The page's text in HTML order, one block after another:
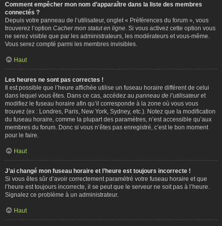
Comment empêcher mon nom d’apparaître dans la liste des membres
connectés ?
Depuis votre panneau de l’utilisateur, onglet « Préférences du forum », vous
trouverez l’option Cacher mon statut en ligne . Si vous activez cette option vous
ne serez visible que par les administrateurs, les modérateurs et vous-même.
Vous serez compté parmi les membres invisibles.
Haut
Les heures ne sont pas correctes !
Il est possible que l’heure affichée utilise un fuseau horaire différent de celui
dans lequel vous êtes. Dans ce cas, accédez au panneau de l’utilisateuret
modifiez le fuseau horaire afin qu’il corresponde à la zone où vous vous
trouvez (ex : Londres, Paris, New York, Sydney, etc.). Notez que la modification
du fuseau horaire, comme la plupart des paramètres, n’est accessible qu’aux
membres du forum. Donc si vous n’êtes pas enregistré, c’est le bon moment
pour le faire.
Haut
J’ai changé mon fuseau horaire et l’heure est toujours incorrecte !
Si vous êtes sûr d’avoir correctement paramétré votre fuseau horaire et que
l’heure est toujours incorrecte, il se peut que le serveur ne soit pas à l’heure.
Signalez ce problème à un administrateur.
Haut